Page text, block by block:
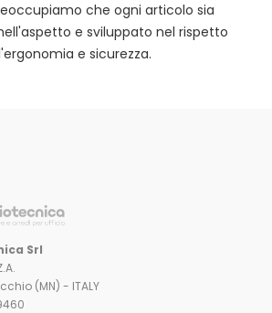
che ogni articolo sia
e sviluppato nel rispetto
e sicurezza.
Srl
(MN) - ITALY